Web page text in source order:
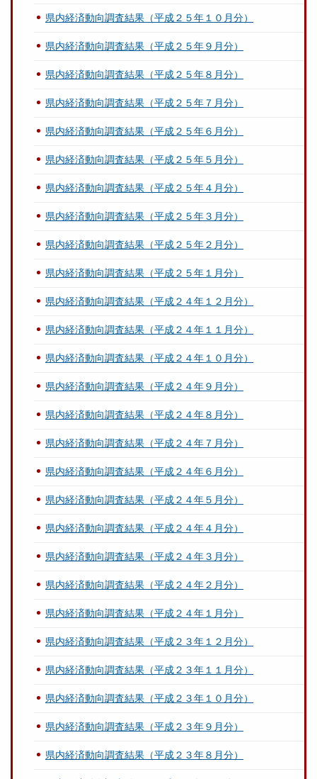
県内経済動向調査結果（平成２５年１０月分）
県内経済動向調査結果（平成２５年９月分）
県内経済動向調査結果（平成２５年８月分）
県内経済動向調査結果（平成２５年７月分）
県内経済動向調査結果（平成２５年６月分）
県内経済動向調査結果（平成２５年５月分）
県内経済動向調査結果（平成２５年４月分）
県内経済動向調査結果（平成２５年３月分）
県内経済動向調査結果（平成２５年２月分）
県内経済動向調査結果（平成２５年１月分）
県内経済動向調査結果（平成２４年１２月分）
県内経済動向調査結果（平成２４年１１月分）
県内経済動向調査結果（平成２４年１０月分）
県内経済動向調査結果（平成２４年９月分）
県内経済動向調査結果（平成２４年８月分）
県内経済動向調査結果（平成２４年７月分）
県内経済動向調査結果（平成２４年６月分）
県内経済動向調査結果（平成２４年５月分）
県内経済動向調査結果（平成２４年４月分）
県内経済動向調査結果（平成２４年３月分）
県内経済動向調査結果（平成２４年２月分）
県内経済動向調査結果（平成２４年１月分）
県内経済動向調査結果（平成２３年１２月分）
県内経済動向調査結果（平成２３年１１月分）
県内経済動向調査結果（平成２３年１０月分）
県内経済動向調査結果（平成２３年９月分）
県内経済動向調査結果（平成２３年８月分）